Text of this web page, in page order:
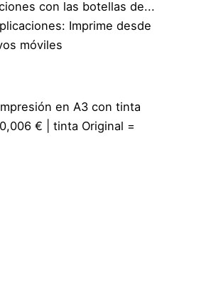
con las botellas de...
Imprime desde
móviles
en A3 con tinta
€ | tinta Original =